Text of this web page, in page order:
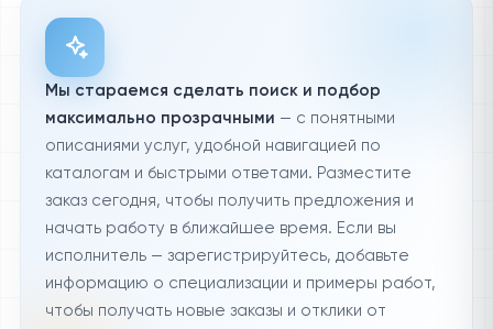
Мы стараемся сделать поиск и подбор
максимально прозрачными — с понятными
описаниями услуг, удобной навигацией по
каталогам и быстрыми ответами. Разместите
заказ сегодня, чтобы получить предложения и
начать работу в ближайшее время. Если вы
исполнитель — зарегистрируйтесь, добавьте
информацию о специализации и примеры работ,
чтобы получать новые заказы и отклики от